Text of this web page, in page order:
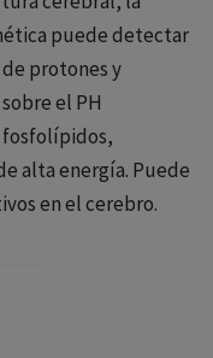
entre
competencias
a tener en
(respuesta al
genéticas, etc.).
puede detectar
protones y
el PH
alta energía. Puede
en el cerebro.